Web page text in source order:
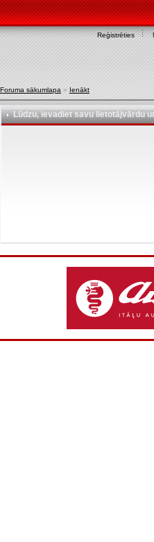
Reģistrēties
Foruma sākumlapa » Ienākt
Lūdzu, ievadiet savu lietotājvārdu